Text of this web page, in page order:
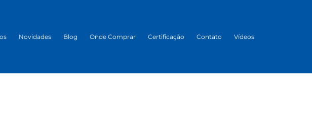
Novidades Blog Onde Comprar Certificação Contato Vídeos